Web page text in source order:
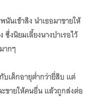
นเข้าสิง นำเธอมาขายให้
งนิยมเลี้ยงนางบำเรอไว้
ากๆ
บเด็กอายุต่ำกว่ายี่สิบ แต่
ะขายให้คนอื่น แล้วถูกส่งต่อ